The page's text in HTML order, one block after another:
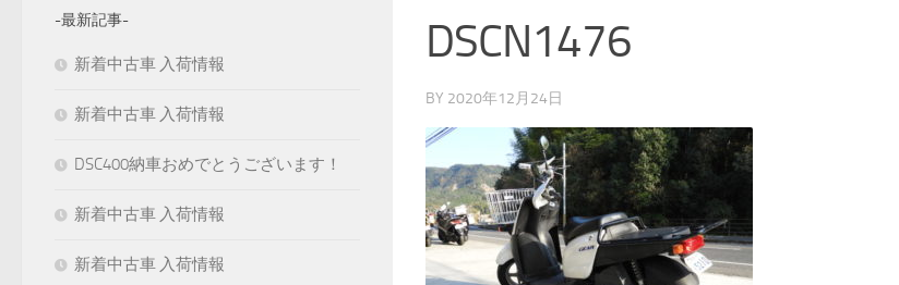
DSCN1476
BY 2020年12月24日
-最新記事-
新着中古車 入荷情報
新着中古車 入荷情報
DSC400納車おめでとうございます！
新着中古車 入荷情報
新着中古車 入荷情報